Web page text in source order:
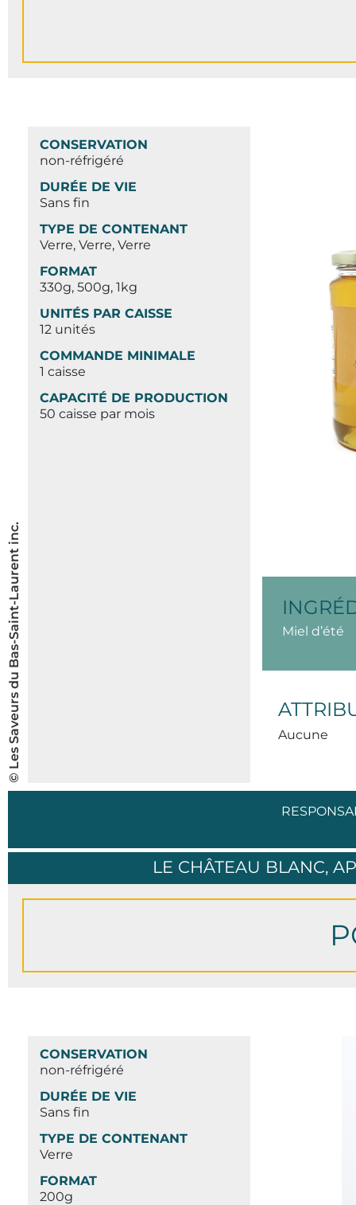
© Les Saveurs du Bas-Saint-Laurent inc.
CONSERVATION
non-réfrigéré
DURÉE DE VIE
Sans fin
TYPE DE CONTENANT
Verre, Verre, Verre
FORMAT
330g, 500g, 1kg
UNITÉS PAR CAISSE
12 unités
COMMANDE MINIMALE
1 caisse
CAPACITÉ DE PRODUCTION
50 caisse par mois
Miel d’été
Aucune
LE CHÂTEAU BLANC,
CONSERVATION
non-réfrigéré
DURÉE DE VIE
Sans fin
TYPE DE CONTENANT
Verre
FORMAT
200g